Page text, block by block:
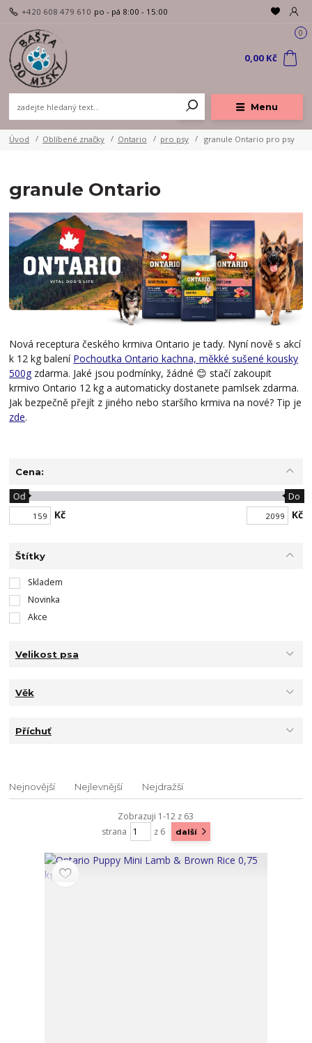
Menu
+420 608 479 610 po - pá 8:00 - 15:00
0
0,00 Kč
Úvod Oblíbené značky Ontario pro psy granule Ontario pro psy
granule Ontario
Nová receptura českého krmiva Ontario je tady. Nyní nově s akcí
k 12 kg balení Pochoutka Ontario kachna, měkké sušené kousky
500g zdarma. Jaké jsou podmínky, žádné 😊 stačí zakoupit
krmivo Ontario 12 kg a automaticky dostanete pamlsek zdarma.
Jak bezpečně přejít z jiného nebo staršího krmiva na nové? Tip je
zde.
Cena:
Kč
Od Do
Kč
Štítky
Skladem
Novinka
Akce
Velikost psa
Věk
Příchuť
Nejnovější Nejlevnější Nejdražší
Zobrazuji 1-12 z 63
strana
z 6 další